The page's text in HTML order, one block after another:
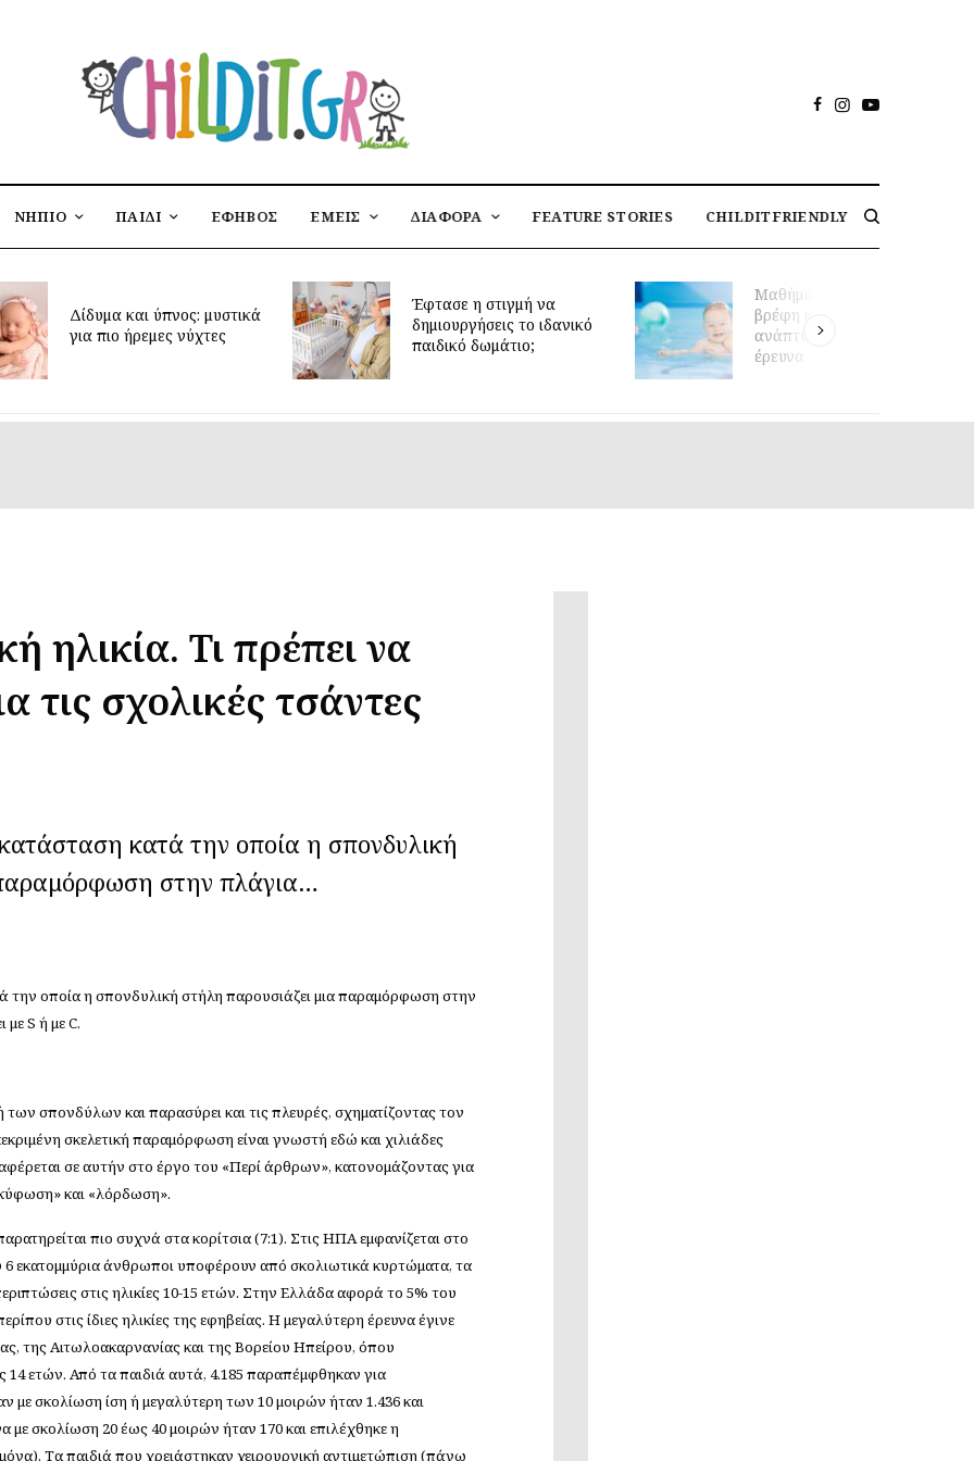
ΝΗΠΙΟ ΠΑΙΔΙ ΕΦΗΒΟΣ ΕΜΕΙΣ ΔΙΑΦΟΡΑ FEATURE STORIES CHILDITFRIENDLY
Δίδυμα και ύπνος: μυστικά
για πιο ήρεμες νύχτες
Έφτασε η στιγμή να
δημιουργήσεις το ιδανικό
παιδικό δωμάτιο;
Μαθήματα κολύμβησης για
βρέφη και πρώιμη κινητική
ανάπτυξη: τι δείχνει νέα
έρευνα
ηλικία. Τι πρέπει να
τις σχολικές τσάντες
κατά την οποία η σπονδυλική
στην πλάγια…
την οποία η σπονδυλική στήλη παρουσιάζει μια παραμόρφωση στην
S ή με C.
σπονδύλων και παρασύρει και τις πλευρές, σχηματίζοντας τον
σκελετική παραμόρφωση είναι γνωστή εδώ και χιλιάδες
σε αυτήν στο έργο του «Περί άρθρων», κατονομάζοντας για
και «λόρδωση».
πιο συχνά στα κορίτσια (7:1). Στις ΗΠΑ εμφανίζεται στο
εκατομμύρια άνθρωποι υποφέρουν από σκολιωτικά κυρτώματα, τα
στις ηλικίες 10-15 ετών. Στην Ελλάδα αφορά το 5% του
στις ίδιες ηλικίες της εφηβείας. Η μεγαλύτερη έρευνα έγινε
της Αιτωλοακαρνανίας και της Βορείου Ηπείρου, όπου
14 ετών. Από τα παιδιά αυτά, 4.185 παραπέμφθηκαν για
με σκολίωση ίση ή μεγαλύτερη των 10 μοιρών ήταν 1.436 και
σκολίωση 20 έως 40 μοιρών ήταν 170 και επιλέχθηκε η
Τα παιδιά που χρειάστηκαν χειρουργική αντιμετώπιση (πάνω